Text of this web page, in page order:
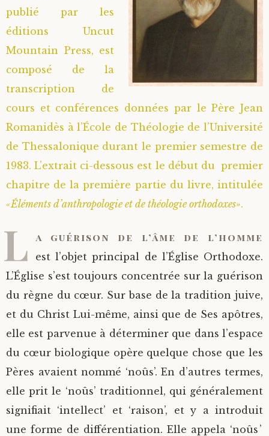
Saint Hilarion (Troïtski)
Saint Jean de Kronstadt
Saint Laurent de Tchernigov
Saint Nikon d’Optina
Saint Seraphim de Sarov
Saint Seraphim de Vyritsa
Saint Siméon (Jelnine)
Saint Sophrony l’Athonite
Sainte Matrone de Moscou
Saint Spyridon
Métropolite Zénobe (Majouga)
Archimandrite Adrien (Kirsanov)
Archimandrite Alipi (Voronov)
Archimandrite Andronique (Loukach)
Archimandrite Athénogène (Agapov)
Higoumène Boris (Kramtsov)
Bienheureuses et Staritsas
Bienheureuse Maria Ivanovna
Staritsa Marie Makovkine
Staritsa Anastasia
Archimandrite Hippolyte (Khaline)
Archimandrite Lazare (Abachidzé)
Geronda Arsenios le Spiléote
Gerondissa Makrina (Vassopoulou)
Archimandrite Nathanaël (Pospelov)
Père Héliodore
Entretiens
Famille spirituelle
Portraits
publié par les
éditions Uncut
Mountain Press, est
composé de la
transcription de
cours et conférences données par le Père Jean
Romanidès à l’École de Théologie de l’Université
de Thessalonique durant le premier semestre de
1983. L’extrait ci-dessous est le début du premier
chapitre de la première partie du livre, intitulée
«Éléments d’anthropologie et de théologie orthodoxes».
L a guérison de l’âme de l’homme
est l’objet principal de l’Église Orthodoxe.
L’Église s’est toujours concentrée sur la guérison
du règne du cœur. Sur base de la tradition juive,
et du Christ Lui-même, ainsi que de Ses apôtres,
elle est parvenue à déterminer que dans l’espace
du cœur biologique opère quelque chose que les
Pères avaient nommé ‘noûs’. En d’autres termes,
elle prit le ‘noûs’ traditionnel, qui généralement
signifiait ‘intellect’ et ‘raison’, et y a introduit
une forme de différentiation. Elle appela ‘noûs’